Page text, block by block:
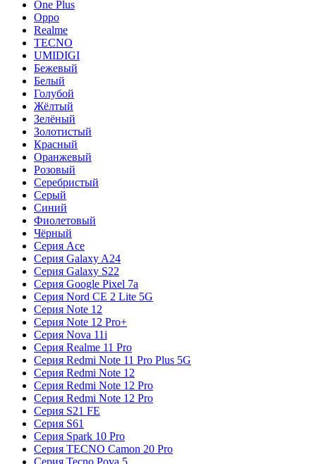
One Plus
Oppo
Realme
TECNO
UMIDIGI
Бежевый
Белый
Голубой
Жёлтый
Зелёный
Золотистый
Красный
Оранжевый
Розовый
Серебристый
Серый
Синий
Фиолетовый
Чёрный
Серия Ace
Серия Galaxy A24
Серия Galaxy S22
Серия Google Pixel 7a
Серия Nord CE 2 Lite 5G
Серия Note 12
Серия Note 12 Pro+
Серия Nova 11i
Серия Realme 11 Pro
Серия Redmi Note 11 Pro Plus 5G
Серия Redmi Note 12
Серия Redmi Note 12 Pro
Серия Redmi Note 12 Pro
Серия S21 FE
Серия S61
Серия Spark 10 Pro
Серия TECNO Camon 20 Pro
Серия Tecno Pova 5